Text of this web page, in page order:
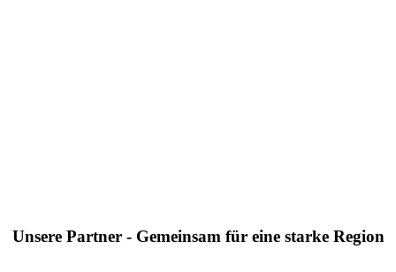
Unsere Partner - Gemeinsam für eine starke Region